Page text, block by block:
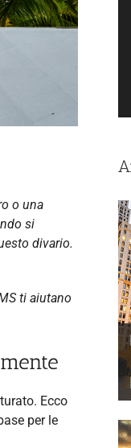
o una
si
divario.
ti aiutano
Ecco
per le